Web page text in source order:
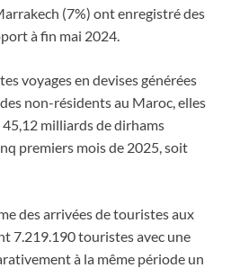
(7%) ont enregistré des
à fin mai 2024.
voyages en devises générées
non-résidents au Maroc, elles
45,12 milliards de dirhams
premiers mois de 2025, soit
des arrivées de touristes aux
7.219.190 touristes avec une
à la même période un